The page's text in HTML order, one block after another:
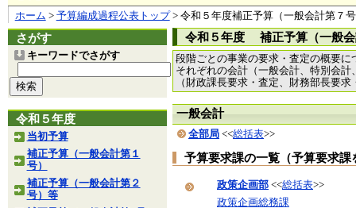
ホーム > 予算編成過程公表トップ> 令和５年度補正予算（一般会計第７
さがす
キーワードでさがす
令和５年度
当初予算
補正予算（一般会計第１
号）
補正予算（一般会計第２
号）等
令和５年度 補正予算（一般会
段階ごとの事業の要求・査定の概要に
それぞれの会計（一般会計、特別会
（財政課長要求・査定、財務部長要
一般会計
全部局 <<総括表>>
予算要求課の一覧（予算要求
政策企画部 <<総括表>>
政策企画総務課